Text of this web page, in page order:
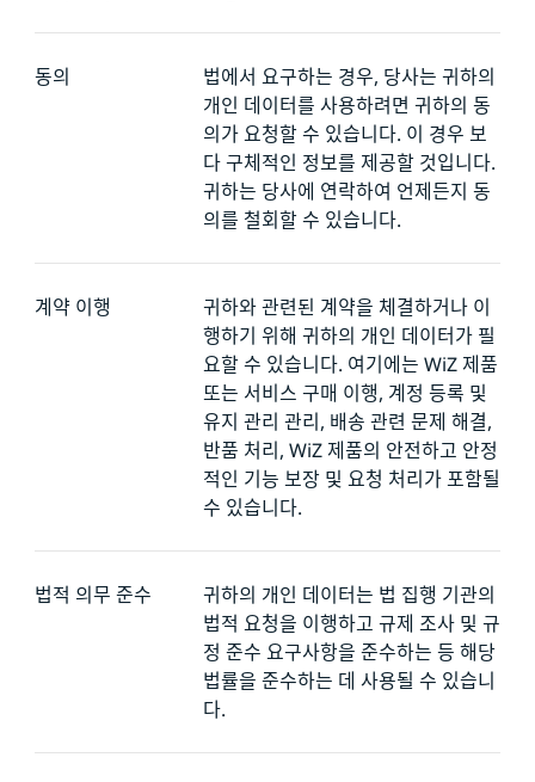
동의
법에서 요구하는 경우, 당사는 귀하의
개인 데이터를 사용하려면 귀하의 동
의가 요청할 수 있습니다. 이 경우 보
다 구체적인 정보를 제공할 것입니다.
귀하는 당사에 연락하여 언제든지 동
의를 철회할 수 있습니다.
계약 이행
귀하와 관련된 계약을 체결하거나 이
행하기 위해 귀하의 개인 데이터가 필
요할 수 있습니다. 여기에는 WiZ 제품
또는 서비스 구매 이행, 계정 등록 및
유지 관리 관리, 배송 관련 문제 해결,
반품 처리, WiZ 제품의 안전하고 안정
적인 기능 보장 및 요청 처리가 포함될
수 있습니다.
법적 의무 준수
귀하의 개인 데이터는 법 집행 기관의
법적 요청을 이행하고 규제 조사 및 규
정 준수 요구사항을 준수하는 등 해당
법률을 준수하는 데 사용될 수 있습니
다.